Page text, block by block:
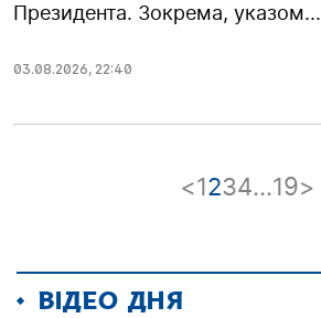
Президента. Зокрема, указом...
03.08.2026, 22:40
<1234…19>
ВІДЕО ДНЯ